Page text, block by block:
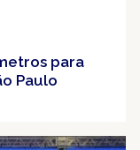
para
Paulo